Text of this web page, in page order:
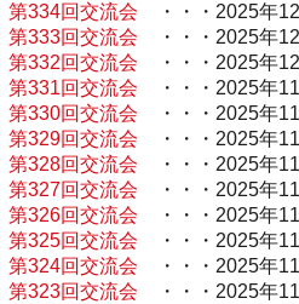
第334回交流会 ・・・2025年
第333回交流会 ・・・2025年
第332回交流会 ・・・2025年
第331回交流会 ・・・2025年
第330回交流会 ・・・2025年
第329回交流会 ・・・2025年
第328回交流会 ・・・2025年
第327回交流会 ・・・2025年
第326回交流会 ・・・2025年
第325回交流会 ・・・2025年
第324回交流会 ・・・2025年
第323回交流会 ・・・2025年